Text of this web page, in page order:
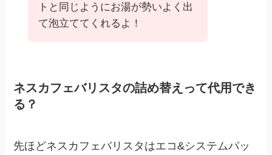
トと同じようにお湯が勢いよく出
て泡立ててくれるよ！
ネスカフェバリスタの詰め替えって代用でき
る？
先ほどネスカフェバリスタはエコ&システムパッ